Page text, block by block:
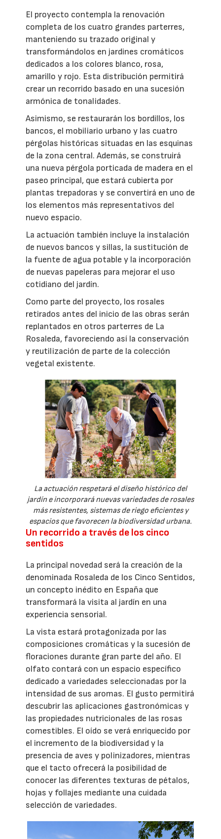
El proyecto contempla la renovación
completa de los cuatro grandes parterres,
manteniendo su trazado original y
transformándolos en jardines cromáticos
dedicados a los colores blanco, rosa,
amarillo y rojo. Esta distribución permitirá
crear un recorrido basado en una sucesión
armónica de tonalidades.
Asimismo, se restaurarán los bordillos, los
bancos, el mobiliario urbano y las cuatro
pérgolas históricas situadas en las esquinas
de la zona central. Además, se construirá
una nueva pérgola porticada de madera en el
paseo principal, que estará cubierta por
plantas trepadoras y se convertirá en uno de
los elementos más representativos del
nuevo espacio.
La actuación también incluye la instalación
de nuevos bancos y sillas, la sustitución de
la fuente de agua potable y la incorporación
de nuevas papeleras para mejorar el uso
cotidiano del jardín.
Como parte del proyecto, los rosales
retirados antes del inicio de las obras serán
replantados en otros parterres de La
Rosaleda, favoreciendo así la conservación
y reutilización de parte de la colección
vegetal existente.
La actuación respetará el diseño histórico del
jardín e incorporará nuevas variedades de rosales
más resistentes, sistemas de riego eficientes y
espacios que favorecen la biodiversidad urbana.
Un recorrido a través de los cinco
sentidos
La principal novedad será la creación de la
denominada Rosaleda de los Cinco Sentidos,
un concepto inédito en España que
transformará la visita al jardín en una
experiencia sensorial.
La vista estará protagonizada por las
composiciones cromáticas y la sucesión de
floraciones durante gran parte del año. El
olfato contará con un espacio específico
dedicado a variedades seleccionadas por la
intensidad de sus aromas. El gusto permitirá
descubrir las aplicaciones gastronómicas y
las propiedades nutricionales de las rosas
comestibles. El oído se verá enriquecido por
el incremento de la biodiversidad y la
presencia de aves y polinizadores, mientras
que el tacto ofrecerá la posibilidad de
conocer las diferentes texturas de pétalos,
hojas y follajes mediante una cuidada
selección de variedades.